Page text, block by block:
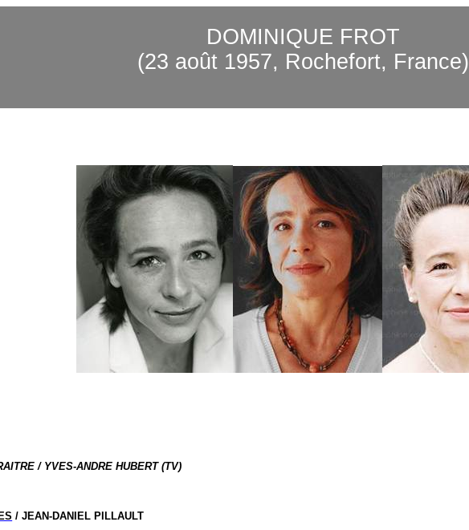
DOMINIQUE FROT
(23 août 1957, Rochefort, France)
/ YVES-ANDRE HUBERT (TV)
/ JEAN-DANIEL PILLAULT